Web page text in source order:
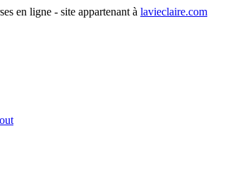
en ligne - site appartenant à lavieclaire.com